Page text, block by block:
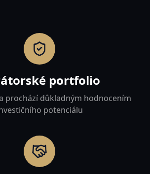
portfolio
prochází důkladným hodnocením
potenciálu